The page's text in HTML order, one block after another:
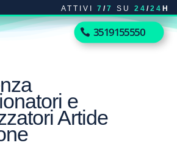
ATTIVI 7 /7 SU 24 /24 H
3519155550
e
Artide